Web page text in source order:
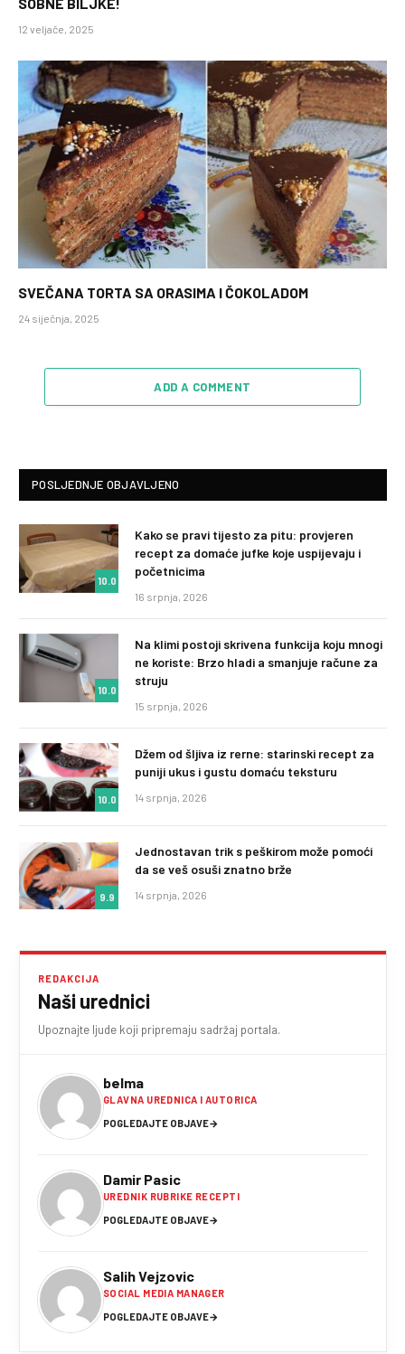
12 veljače, 2025
SVEČANA TORTA SA ORASIMA I ČOKOLADOM
24 siječnja, 2025
ADD A COMMENT
POSLJEDNJE OBJAVLJENO
10.0
Kako se pravi tijesto za pitu: provjeren
recept za domaće jufke koje uspijevaju i
početnicima
16 srpnja, 2026
10.0
Na klimi postoji skrivena funkcija koju mnogi
ne koriste: Brzo hladi a smanjuje račune za
struju
15 srpnja, 2026
10.0
Džem od šljiva iz rerne: starinski recept za
puniji ukus i gustu domaću teksturu
14 srpnja, 2026
9.9
Jednostavan trik s peškirom može pomoći
da se veš osuši znatno brže
14 srpnja, 2026
REDAKCIJA
Naši urednici
Upoznajte ljude koji pripremaju sadržaj portala.
belma
GLAVNA UREDNICA I AUTORICA
POGLEDAJTE OBJAVE→
Damir Pasic
UREDNIK RUBRIKE RECEPTI
POGLEDAJTE OBJAVE→
Salih Vejzovic
SOCIAL MEDIA MANAGER
POGLEDAJTE OBJAVE→